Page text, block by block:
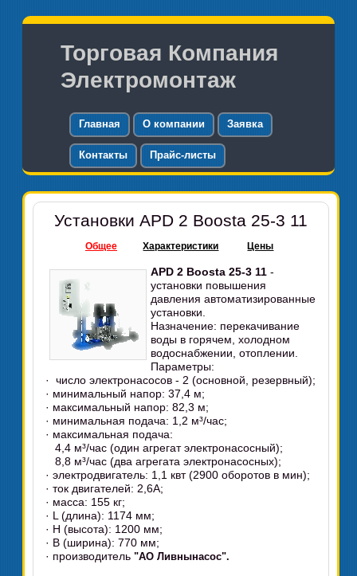
Торговая Компания
Электромонтаж
Главная О компании Заявка
Контакты Прайс-листы
Установки APD 2 Boosta 25-3 11
Общее Характеристики Цены
APD 2 Boosta 25-3 11 -
установки повышения
давления автоматизированные
установки.
Назначение: перекачивание
воды в горячем, холодном
водоснабжении, отоплении.
Параметры:
· число электронасосов - 2 (основной, резервный);
· минимальный напор: 37,4 м;
· максимальный напор: 82,3 м;
· минимальная подача: 1,2 м³/час;
· максимальная подача:
4,4 м³/час (один агрегат электронасосный);
8,8 м³/час (два агрегата электронасосных);
· электродвигатель: 1,1 квт (2900 оборотов в мин);
· ток двигателей: 2,6А;
· масса: 155 кг;
· L (длина): 1174 мм;
· H (высота): 1200 мм;
· B (ширина): 770 мм;
· производитель"АО Ливнынасос".